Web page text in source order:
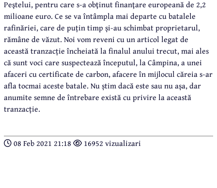
Peştelui, pentru care s-a obţinut finanţare europeană de 2,2
milioane euro. Ce se va întâmpla mai departe cu batalele
rafinăriei, care de puțin timp și-au schimbat proprietarul,
rămâne de văzut. Noi vom reveni cu un articol legat de
această tranzacție încheiată la finalul anului trecut, mai ales
că sunt voci care suspectează începutul, la Câmpina, a unei
afaceri cu certificate de carbon, afacere în mijlocul căreia s-ar
afla tocmai aceste batale. Nu știm dacă este sau nu așa, dar
anumite semne de întrebare există cu privire la această
tranzacție.
08 Feb 2021 21:18 16952 vizualizari